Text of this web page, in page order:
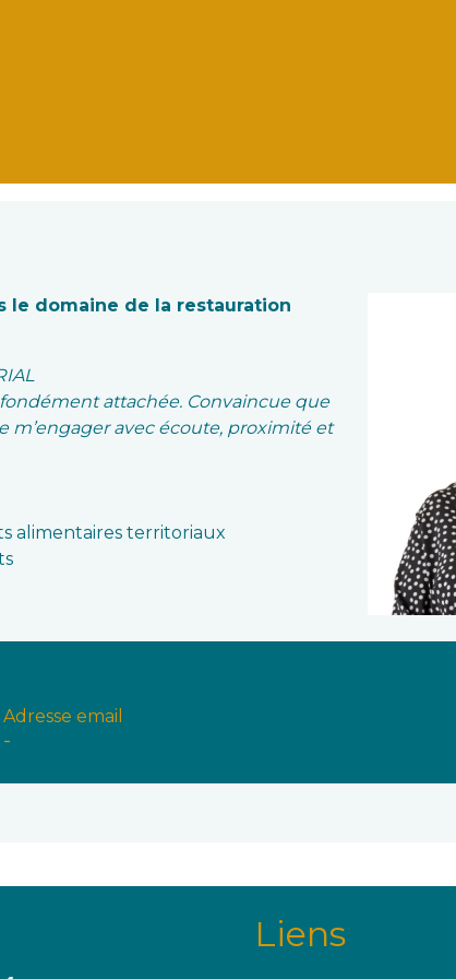
le domaine de la restauration
attachée. Convaincue que
m’engager avec écoute, proximité et
alimentaires territoriaux
Adresse email
-
Liens